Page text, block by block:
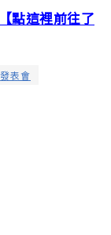
【點這裡前往了
發表會